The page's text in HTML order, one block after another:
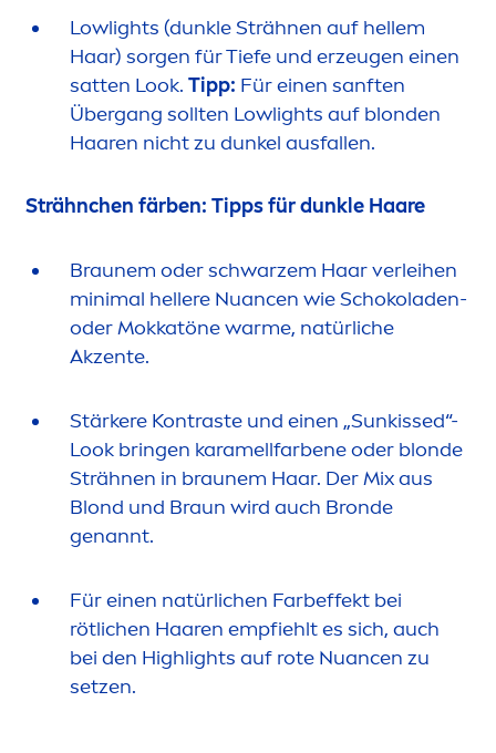
Lowlights (dunkle Strähnen auf hellem
Haar) sorgen für Tiefe und erzeugen einen
satten Look. Tipp: Für einen sanften
Übergang sollten Lowlights auf blonden
Haaren nicht zu dunkel ausfallen.
Strähnchen färben: Tipps für dunkle Haare
Braunem oder schwarzem Haar verleihen
minimal hellere Nuancen wie Schokoladen-
oder Mokkatöne warme, natürliche
Akzente.
Stärkere Kontraste und einen „Sunkissed“-
Look bringen karamellfarbene oder blonde
Strähnen in braunem Haar. Der Mix aus
Blond und Braun wird auch Bronde
genannt.
Für einen natürlichen Farbeffekt bei
rötlichen Haaren empfiehlt es sich, auch
bei den Highlights auf rote Nuancen zu
setzen.